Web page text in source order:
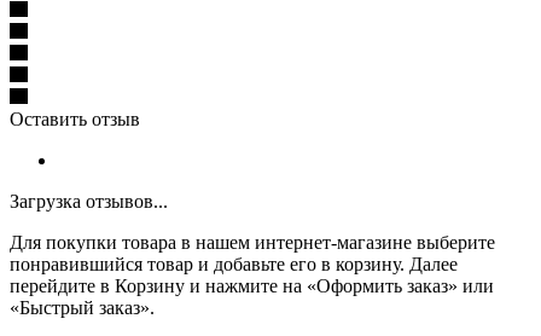
Оставить отзыв
Загрузка отзывов...
Для покупки товара в нашем интернет-магазине выберите
понравившийся товар и добавьте его в корзину. Далее
перейдите в Корзину и нажмите на «Оформить заказ» или
«Быстрый заказ».